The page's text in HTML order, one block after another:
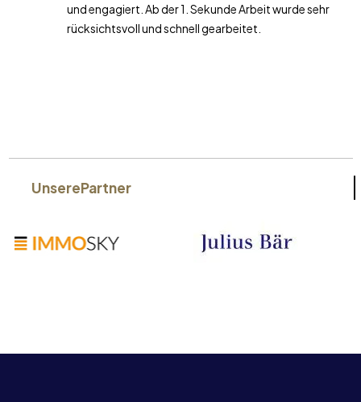
und engagiert. Ab der 1. Sekunde Arbeit wurde sehr
rücksichtsvoll und schnell gearbeitet.
UnserePartner